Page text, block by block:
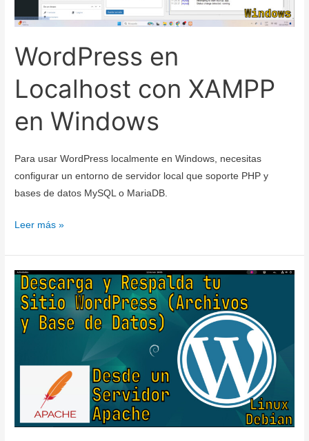
WordPress en
Localhost con XAMPP
en Windows
Para usar WordPress localmente en Windows, necesitas
configurar un entorno de servidor local que soporte PHP y
bases de datos MySQL o MariaDB.
WordPress
Localhost
con
XAMPP
en
Windows
Leer más »